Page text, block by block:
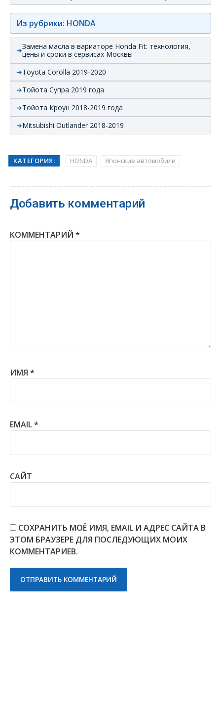
Из рубрики: HONDA
Замена масла в вариаторе Honda Fit: технология,
цены и сроки в сервисах Москвы
Toyota Corolla 2019-2020
Тойота Супра 2019 года
Тойота Кроун 2018-2019 года
Mitsubishi Outlander 2018-2019
КАТЕГОРИЯ: HONDA Японские автомобили
Добавить комментарий
КОММЕНТАРИЙ *
ИМЯ *
EMAIL*
САЙТ
СОХРАНИТЬ МОЁ ИМЯ, EMAIL И АДРЕС САЙТА В
ЭТОМ БРАУЗЕРЕ ДЛЯ ПОСЛЕДУЮЩИХ МОИХ
КОММЕНТАРИЕВ.